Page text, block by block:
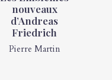
nouveaux
d’Andreas
Friedrich
Pierre Martin